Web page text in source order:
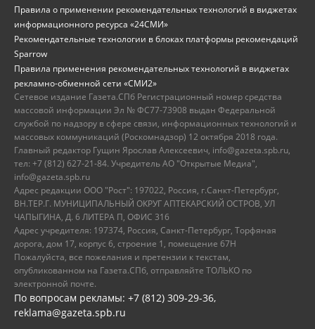
Правила о применении рекомендательных технологий в виджетах
информационного ресурса «24СМИ»
Рекомендательные технологии в блоках платформы рекомендаций
Sparrow
Правила применения рекомендательных технологий в виджетах
рекламно-обменной сети «СМИ2»
Сетевое издание Газета.СПб Регистрационный номер средства
массовой информации Эл № ФС77-73908 выдан Федеральной
службой по надзору в сфере связи, информационных технологий и
массовых коммуникаций (Роскомнадзор) 12 октября 2018 года.
Главный редактор Гущин Ярослав Алексеевич, info@gazeta.spb.ru,
тел: +7 (812) 627-21-84. Учредитель АО "Открытые Медиа",
info@gazeta.spb.ru
Адрес редакции ООО "Рост": 197022, Россия, г.Санкт-Петербург,
ВН.ТЕР.Г. МУНИЦИПАЛЬНЫЙ ОКРУГ АПТЕКАРСКИЙ ОСТРОВ, УЛ
ЧАПЫГИНА, Д. 6 ЛИТЕРА П, ОФИС 316
Адрес учредителя: 197374, Россия, Санкт-Петербург, Торфяная
дорога, дом 17, корпус 6, строение 1, помещение 67Н
Пожалуйста, все пожелания и претензии к текстам,
опубликованном на Газета.СПб, отправляйте ТОЛЬКО по
электронной почте.
По вопросам рекламы: +7 (812) 309-29-36,
reklama@gazeta.spb.ru